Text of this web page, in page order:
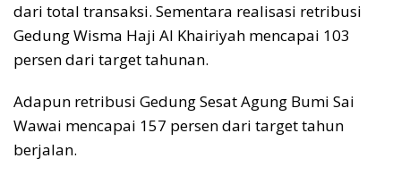
dari total transaksi. Sementara realisasi retribusi
Gedung Wisma Haji Al Khairiyah mencapai 103
persen dari target tahunan.
Adapun retribusi Gedung Sesat Agung Bumi Sai
Wawai mencapai 157 persen dari target tahun
berjalan.